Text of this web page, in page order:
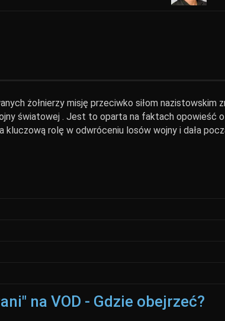
żołnierzy misję przeciwko siłom nazistowskim
światowej . Jest to oparta na faktach opowieść
rolę w odwróceniu losów wojny i dała
na VOD - Gdzie obejrzeć?